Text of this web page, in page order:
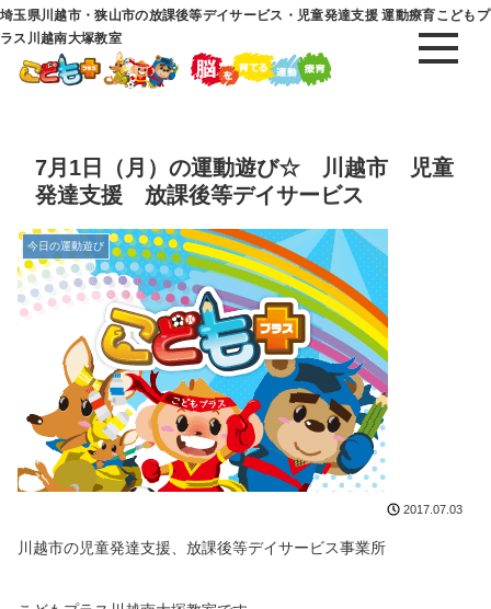
埼玉県川越市・狭山市の放課後等デイサービス・児童発達支援 運動療育こどもプ
ラス川越南大塚教室
7月1日（月）の運動遊び☆ 川越市 児童
発達支援 放課後等デイサービス
今日の運動遊び
2017.07.03
川越市の児童発達支援、放課後等デイサービス事業所